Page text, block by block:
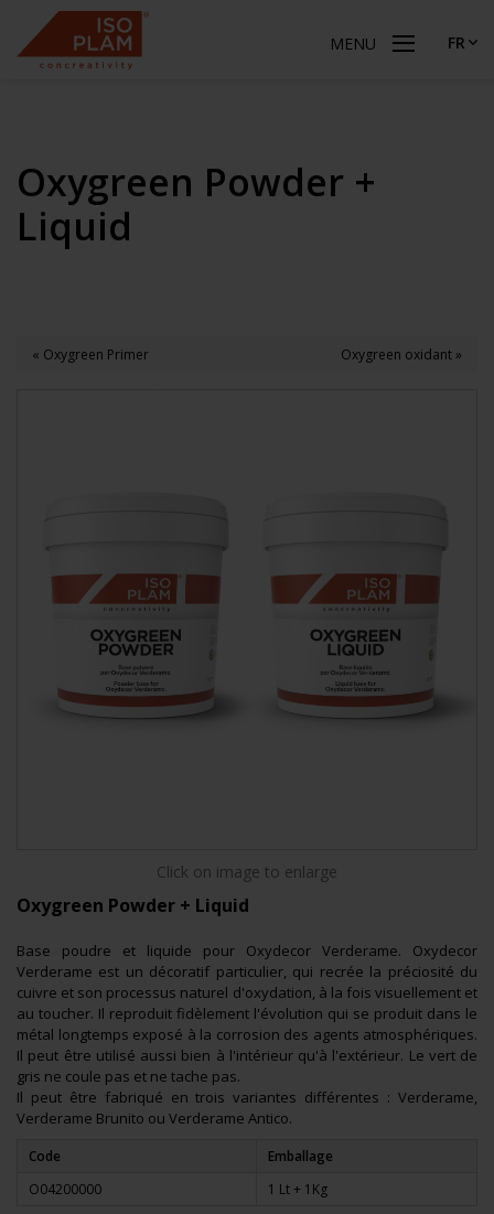
MENU FR
Oxygreen Powder +
Liquid
« Oxygreen Primer Oxygreen oxidant »
Click on image to enlarge
Oxygreen Powder + Liquid
Base poudre et liquide pour Oxydecor Verderame. Oxydecor
Verderame est un décoratif particulier, qui recrée la préciosité du
cuivre et son processus naturel d'oxydation, à la fois visuellement et
au toucher. Il reproduit fidèlement l'évolution qui se produit dans le
métal longtemps exposé à la corrosion des agents atmosphériques.
Il peut être utilisé aussi bien à l'intérieur qu'à l'extérieur. Le vert de
gris ne coule pas et ne tache pas.
Il peut être fabriqué en trois variantes différentes : Verderame,
Verderame Brunito ou Verderame Antico.
Code
Emballage
O04200000
1 Lt + 1Kg